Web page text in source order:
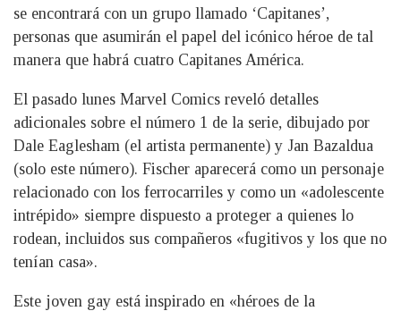
se encontrará con un grupo llamado ‘Capitanes’,
personas que asumirán el papel del icónico héroe de tal
manera que habrá cuatro Capitanes América.
El pasado lunes Marvel Comics reveló detalles
adicionales sobre el número 1 de la serie, dibujado por
Dale Eaglesham (el artista permanente) y Jan Bazaldua
(solo este número). Fischer aparecerá como un personaje
relacionado con los ferrocarriles y como un «adolescente
intrépido» siempre dispuesto a proteger a quienes lo
rodean, incluidos sus compañeros «fugitivos y los que no
tenían casa».
Este joven gay está inspirado en «héroes de la